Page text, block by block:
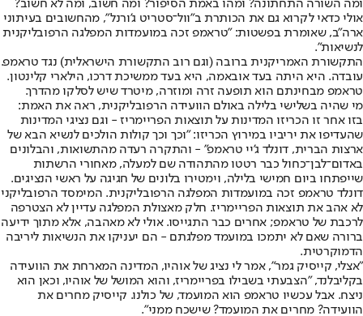
ומה השורה התחתונה? ומהו באמת הסיפור? ומה חשוב, ומה לא חשוב?
אולי כדאי לקרוא גם את הכותרת ב"וול־סטריט ג'ורנל", מהחשובים בעיתוני
ארה"ב, שאומרת בפשטות: "טראמפ זכה במועמדות המפלגה הרפובליקנית
לנשיאות".
התקשורת האמריקנית ברובה (וגם רוב התקשורת הישראלית) נגד טראמפ.
עובדה. היא היתה בעד אובאמה, היא בעד ממשיכת דרכו, הילארי קלינטון.
טראמפ מבחינתם הוא תופעה זרה ומוזרה, מיטרד שיש לסלקו מהדרך.
מי שהיה בשלישי בלילה באולם הוועידה הרפובליקנית, ראה את האמת:
בזו אחר זו הכריזו המדינות על תוצאות הפריימריז - וגם נציגי המדינות
שהעדיפו את יריביו במירוץ הכריזו: "וכך וכך קולות הולכים לנשיא הבא של
ארצות הברית, דונלד ג'יי טראמפ" - והתקרה רעדה מהתשואות, והבלונים
באדום־לבן־כחול כבר רטטו מהתהודה שם למעלה, מאחורי הרשתות
שייפתחו ביום חמישי בלילה, וימטירו בלונים של חגיגה על ראשי הנציגים.
דונלד טראמפ זכה במועמדות המפלגה הרפובליקנית. המימסד הרפובליקני
לא אהב את תוצאות הפריימריז. חלק מאצולת המפלגה עדיין לא הצטרפה
לרכבת של טראמפ; אחרים כבר התגייסו. אולי לא מאהבה, אלא מתוך ידיעה
ברורה שאם לא יתמכו במועמד מפלגתם - הם יעניקו את הנשיאות ליריבה
הדמוקרטית.
"אצלי, קייסיק גמר", אמר לי נציג של אוהיו, המדינה המארחת את הוועידה
בקליבלנד, "הצבעתי בשבילו בפריימריז, והוא המושל של אוהיו, וכאן הוא
ניצח. אבל עכשיו טראמפ הוא המועמד, של כולנו. קייסיק מחרים את
הוועידה? מחרים את המועמד? שישכח ממני".